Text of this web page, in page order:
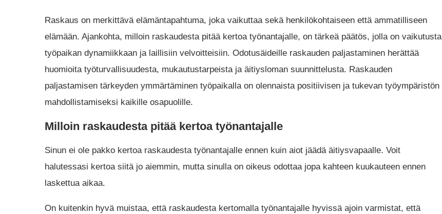
Raskaus on merkittävä elämäntapahtuma, joka vaikuttaa sekä henkilökohtaiseen että ammatilliseen
elämään. Ajankohta, milloin raskaudesta pitää kertoa työnantajalle, on tärkeä päätös, jolla on vaikutusta
työpaikan dynamiikkaan ja laillisiin velvoitteisiin. Odotusäideille raskauden paljastaminen herättää
huomioita työturvallisuudesta, mukautustarpeista ja äitiysloman suunnittelusta. Raskauden
paljastamisen tärkeyden ymmärtäminen työpaikalla on olennaista positiivisen ja tukevan työympäristön
mahdollistamiseksi kaikille osapuolille.
Milloin raskaudesta pitää kertoa työnantajalle
Sinun ei ole pakko kertoa raskaudesta työnantajalle ennen kuin aiot jäädä äitiysvapaalle. Voit
halutessasi kertoa siitä jo aiemmin, mutta sinulla on oikeus odottaa jopa kahteen kuukauteen ennen
laskettua aikaa.
On kuitenkin hyvä muistaa, että raskaudesta kertomalla työnantajalle hyvissä ajoin varmistat, että